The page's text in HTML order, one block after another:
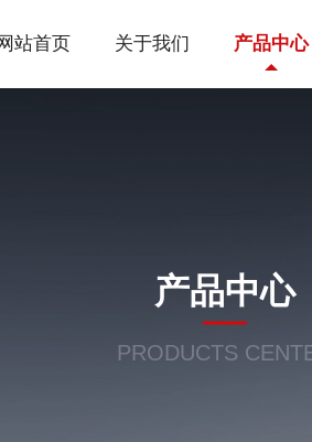
站首页 关于我们 产品中心
产品中心
PRODUCTS